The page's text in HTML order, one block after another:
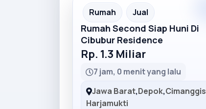
Recommended
Rumah Jual
Rumah Second Siap Huni Di
Cibubur Residence
Rp. 1.3 Miliar
7 jam, 0 menit yang lalu
Jawa Barat,Depok,Cimanggis
Harjamukti